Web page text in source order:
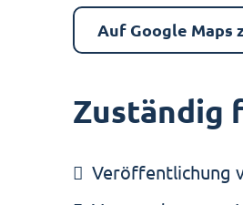
Auf Google Maps
Zuständig
Veröffentlichung